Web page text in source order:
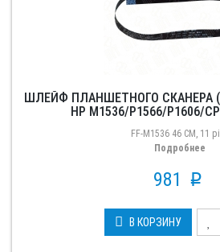
ШЛЕЙФ ПЛАНШЕТНОГО СКАНЕРА
HP M1536/P1566/P1606/
FF-M1536 46 CM, 11
Подробнее
981 p
В КОРЗИНУ